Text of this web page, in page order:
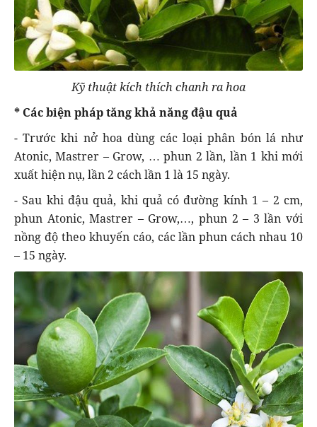
Kỹ thuật kích thích chanh ra hoa
* Các biện pháp tăng khả năng đậu quả
- Trước khi nở hoa dùng các loại phân bón lá như
Atonic, Mastrer – Grow, … phun 2 lần, lần 1 khi mới
xuất hiện nụ, lần 2 cách lần 1 là 15 ngày.
- Sau khi đậu quả, khi quả có đường kính 1 – 2 cm,
phun Atonic, Mastrer – Grow,…, phun 2 – 3 lần với
nồng độ theo khuyến cáo, các lần phun cách nhau 10
– 15 ngày.